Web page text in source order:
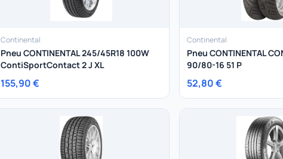
Continental
Pneu CONTINENTAL 245/45R18 100W
ContiSportContact 2 J XL
155,90 €
Continental
Pneu CONTINENTAL
90/80-16 51 P
52,80 €